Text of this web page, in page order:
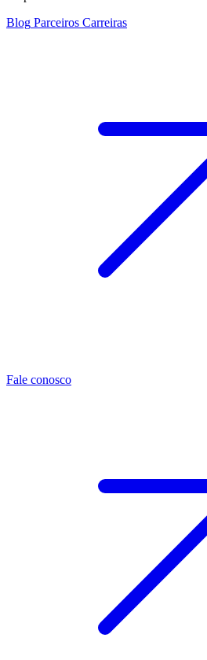
Blog Parceiros Carreiras
Fale conosco